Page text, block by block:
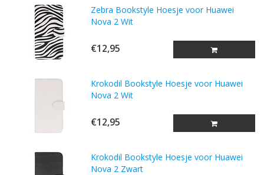
Zebra Bookstyle Hoesje voor Huawei
Nova 2 Wit
€12,95
Krokodil Bookstyle Hoesje voor Huawei
Nova 2 Wit
€12,95
Krokodil Bookstyle Hoesje voor Huawei
Nova 2 Zwart